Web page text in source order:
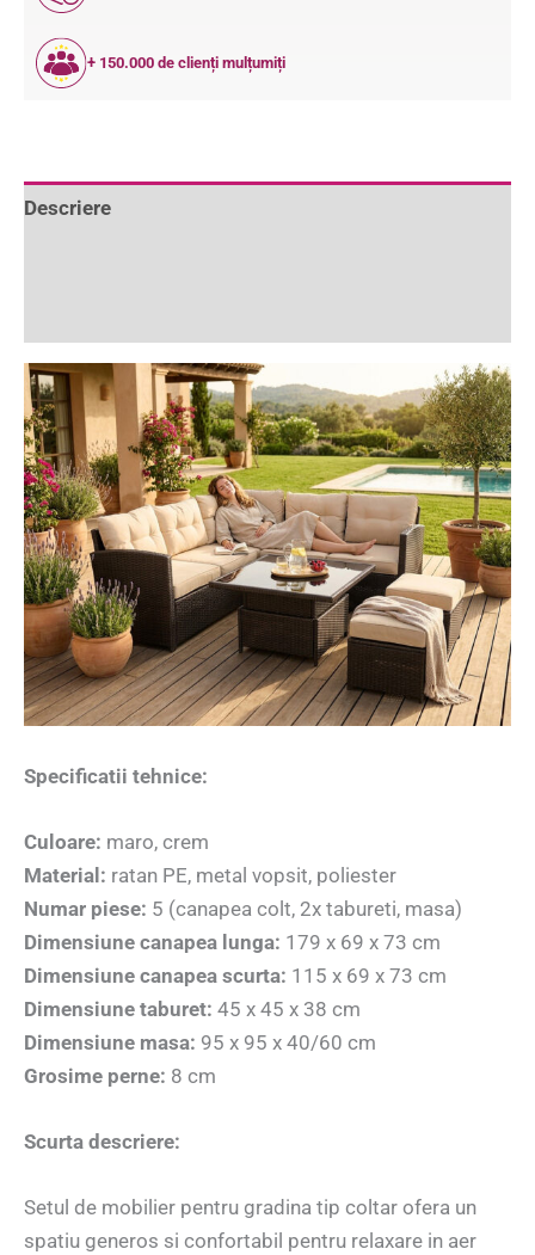
+ 150.000 de clienți mulțumiți
Descriere
Specificatii tehnice:
Culoare: maro, crem
Material: ratan PE, metal vopsit, poliester
Numar piese: 5 (canapea colt, 2x tabureti, masa)
Dimensiune canapea lunga: 179 x 69 x 73 cm
Dimensiune canapea scurta: 115 x 69 x 73 cm
Dimensiune taburet: 45 x 45 x 38 cm
Dimensiune masa: 95 x 95 x 40/60 cm
Grosime perne: 8 cm
Scurta descriere:
Setul de mobilier pentru gradina tip coltar ofera un
spatiu generos si confortabil pentru relaxare in aer